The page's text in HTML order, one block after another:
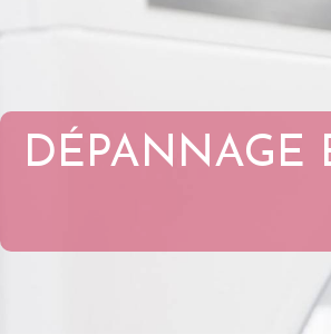
DÉPANNAGE